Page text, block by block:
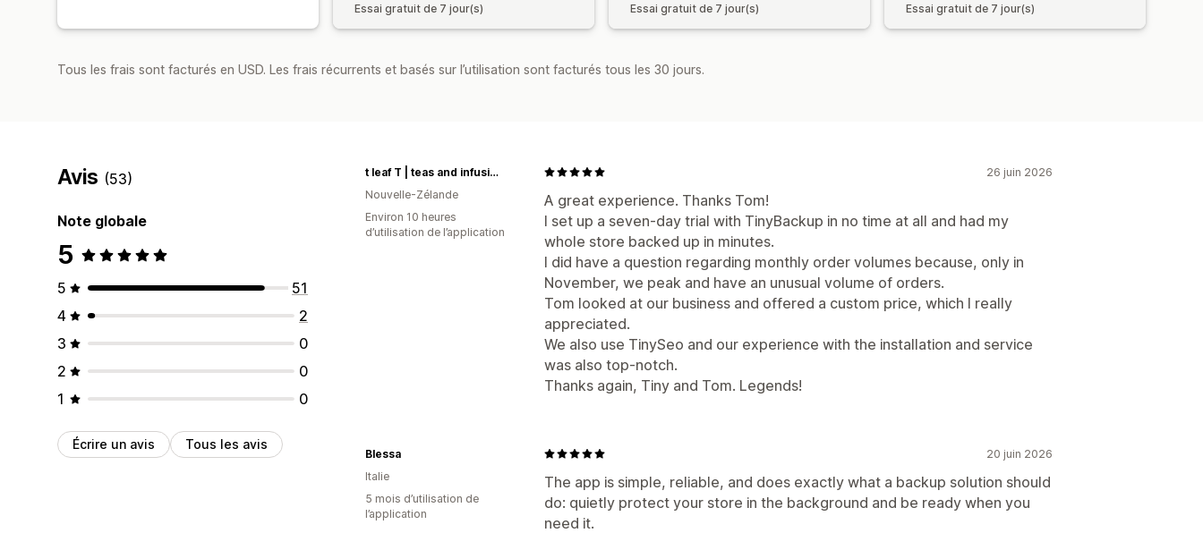
Essai gratuit de 7 jour(s) Essai gratuit de 7 jour(s) Essai gratuit de 7 jour(s)
Tous les frais sont facturés en USD. Les frais récurrents et basés sur l’utilisation sont facturés tous les 30 jours.
Avis (53)
Note globale
5
5
51
4
2
3
0
2
0
1
0
Écrire un avis Tous les avis
26 juin 2026
A great experience. Thanks Tom!
I set up a seven-day trial with TinyBackup in no time at all and had my
whole store backed up in minutes.
I did have a question regarding monthly order volumes because, only in
November, we peak and have an unusual volume of orders.
Tom looked at our business and offered a custom price, which I really
appreciated.
We also use TinySeo and our experience with the installation and service
was also top-notch.
Thanks again, Tiny and Tom. Legends!
t leaf T | teas and infusions from around the world
Nouvelle-Zélande
Environ 10 heures
d’utilisation de l’application
20 juin 2026
The app is simple, reliable, and does exactly what a backup solution should
do: quietly protect your store in the background and be ready when you
need it.
Blessa
Italie
5 mois d’utilisation de
l’application